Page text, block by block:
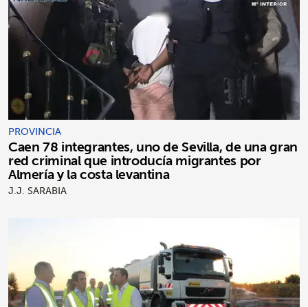
PROVINCIA
Caen 78 integrantes, uno de Sevilla, de una gran
red criminal que introducía migrantes por
Almería y la costa levantina
J.J. SARABIA